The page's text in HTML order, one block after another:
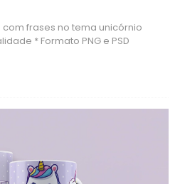
frases no tema unicórnio
* Formato PNG e PSD